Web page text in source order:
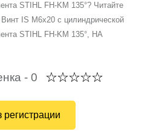
STIHL FH-KM 135°? Читайте
IS M6х20 с цилиндрической
STIHL FH-KM 135°, НА
- 0
регистрации